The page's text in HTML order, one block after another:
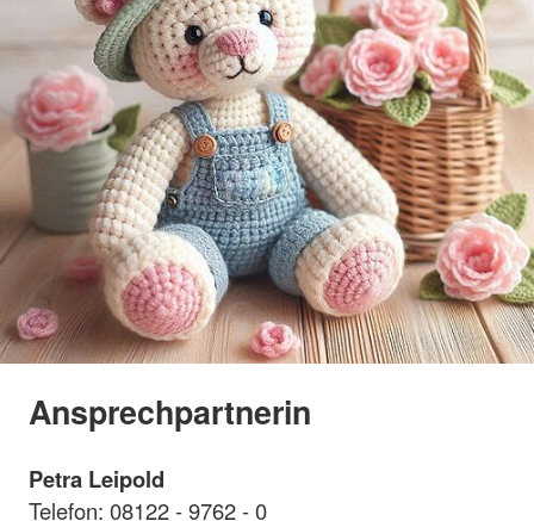
Ansprechpartnerin
Petra Leipold
Telefon: 08122 - 9762 - 0